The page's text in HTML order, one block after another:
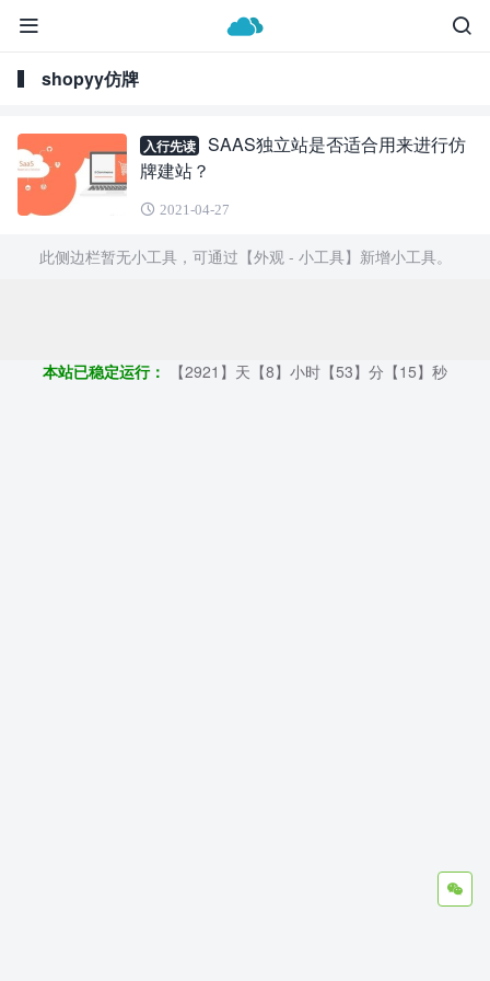
shopyy仿牌
入行先读
SAAS独立站是否适合用来进行仿
牌建站？
2021-04-27
此侧边栏暂无小工具，可通过【外观 - 小工具】新增小工具。
本站已稳定运行：
【2921】天【8】小时【53】分【16】秒